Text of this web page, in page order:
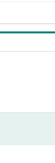
94)
)チン（31）